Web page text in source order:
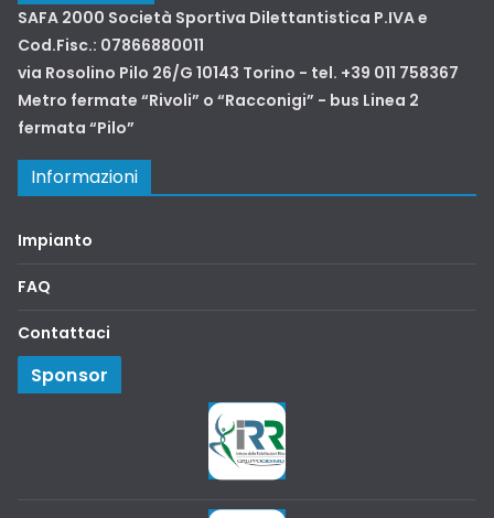
SAFA 2000 Società Sportiva Dilettantistica P.IVA e
Cod.Fisc.: 07866880011
via Rosolino Pilo 26/G 10143 Torino - tel. +39 011 758367
Metro fermate “Rivoli” o “Racconigi” - bus Linea 2
fermata “Pilo”
Informazioni
Impianto
FAQ
Contattaci
Sponsor